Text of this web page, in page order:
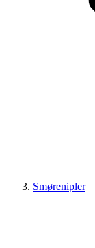
Smørenipler